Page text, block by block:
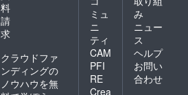
料
請
求
クラウドファ
ンディングの
ノウハウを無
ミュ
ニ
ティ
CAM
PFI
RE
Crea
み
ニュー
ス
ヘルプ
お問い
合わせ